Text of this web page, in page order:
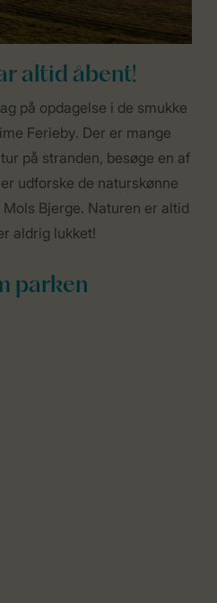
altid åbent!
på opdagelse i de smukke
Ferieby. Der er mange
på stranden, besøge en af
udforske de naturskønne
Bjerge. Naturen er altid
aldrig lukket!
parken